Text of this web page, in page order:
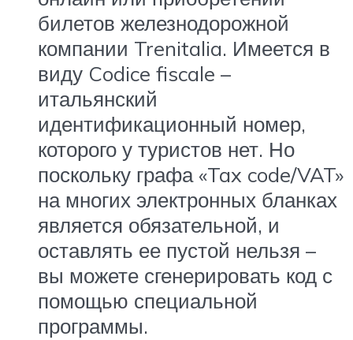
билетов железнодорожной
компании Trenitalia. Имеется в
виду Codice fiscale –
итальянский
идентификационный номер,
которого у туристов нет. Но
поскольку графа «Tax code/VAT»
на многих электронных бланках
является обязательной, и
оставлять ее пустой нельзя –
вы можете сгенерировать код с
помощью специальной
программы.